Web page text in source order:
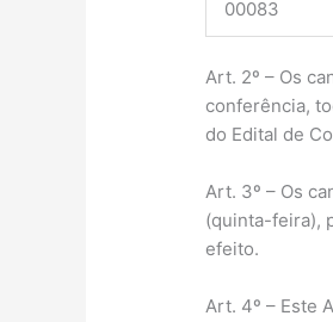
00083
Art. 2º – Os
conferência,
do Edital de
Art. 3º – Os
(quinta-feira),
efeito.
Art. 4º – Este